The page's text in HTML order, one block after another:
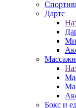
Дартс
Бокс и